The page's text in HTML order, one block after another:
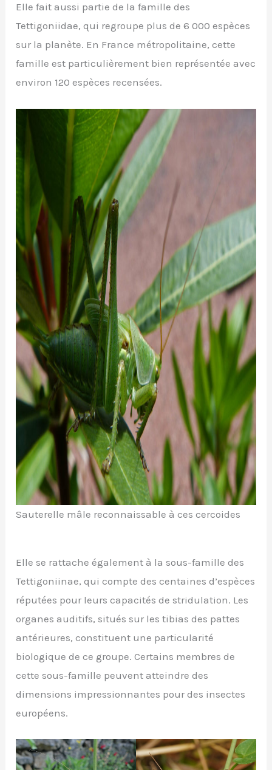
Elle fait aussi partie de la famille des
Tettigoniidae, qui regroupe plus de 6 000 espèces
sur la planète. En France métropolitaine, cette
famille est particulièrement bien représentée avec
environ 120 espèces recensées.
Sauterelle mâle reconnaissable à ces cercoides
Elle se rattache également à la sous-famille des
Tettigoniinae, qui compte des centaines d’espèces
réputées pour leurs capacités de stridulation. Les
organes auditifs, situés sur les tibias des pattes
antérieures, constituent une particularité
biologique de ce groupe. Certains membres de
cette sous-famille peuvent atteindre des
dimensions impressionnantes pour des insectes
européens.